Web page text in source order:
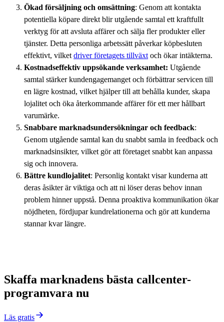
Ökad försäljning och omsättning: Genom att kontakta
potentiella köpare direkt blir utgående samtal ett kraftfullt
verktyg för att avsluta affärer och sälja fler produkter eller
tjänster. Detta personliga arbetssätt påverkar köpbesluten
effektivt, vilket driver företagets tillväxt och ökar intäkterna.
Kostnadseffektiv uppsökande verksamhet: Utgående
samtal stärker kundengagemanget och förbättrar servicen till
en lägre kostnad, vilket hjälper till att behålla kunder, skapa
lojalitet och öka återkommande affärer för ett mer hållbart
varumärke.
Snabbare marknadsundersökningar och feedback:
Genom utgående samtal kan du snabbt samla in feedback och
marknadsinsikter, vilket gör att företaget snabbt kan anpassa
sig och innovera.
Bättre kundlojalitet: Personlig kontakt visar kunderna att
deras åsikter är viktiga och att ni löser deras behov innan
problem hinner uppstå. Denna proaktiva kommunikation ökar
nöjdheten, fördjupar kundrelationerna och gör att kunderna
stannar kvar längre.
Skaffa marknadens bästa callcenter-
programvara nu
Läs gratis